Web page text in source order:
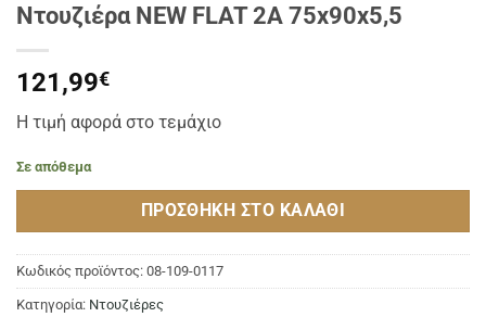
Ντουζιέρα NEW FLAT 2A 75x90x5,5
121,99€
Η τιμή αφορά στο τεμάχιο
Σε απόθεμα
ΠΡΟΣΘΉΚΗ ΣΤΟ ΚΑΛΆΘΙ
Κωδικός προϊόντος: 08-109-0117
Κατηγορία: Ντουζιέρες